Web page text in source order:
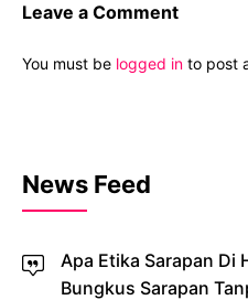
Leave a Comment
You must be logged in to post
News Feed
Apa Etika Sarapan Di
Bungkus Sarapan